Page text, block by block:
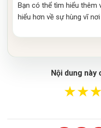
Bạn có thể tìm hiểu thêm
hiểu hơn về sự hùng vĩ
Nội dung này
★★★